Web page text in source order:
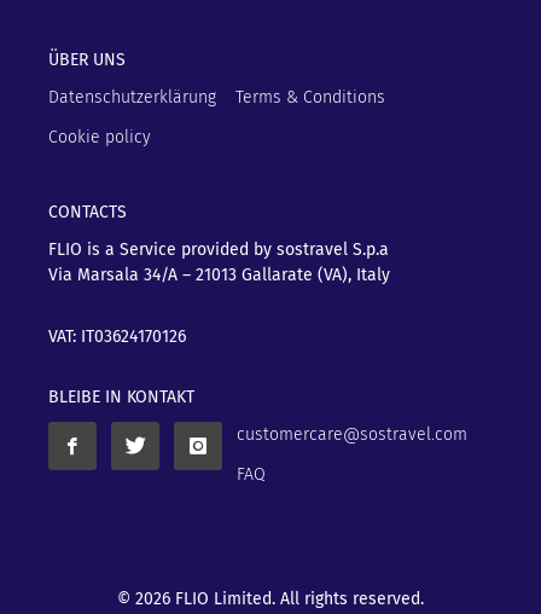
ÜBER UNS
Datenschutzerklärung
Terms & Conditions
Cookie policy
CONTACTS
FLIO is a Service provided by sostravel S.p.a
Via Marsala 34/A – 21013 Gallarate (VA), Italy
VAT: IT03624170126
BLEIBE IN KONTAKT
customercare@sostravel.com
FAQ
© 2026 FLIO Limited. All rights reserved.